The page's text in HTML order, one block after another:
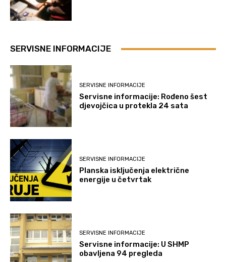
SERVISNE INFORMACIJE
SERVISNE INFORMACIJE
Servisne informacije: Rođeno šest
djevojčica u protekla 24 sata
SERVISNE INFORMACIJE
Planska isključenja električne
energije u četvrtak
SERVISNE INFORMACIJE
Servisne informacije: U SHMP
obavljena 94 pregleda